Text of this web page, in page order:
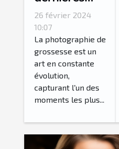
tendances en
matière de
photographie
de grossesse
26 février 2024
10:07
La photographie de
grossesse est un
art en constante
évolution,
capturant l'un des
moments les plus...